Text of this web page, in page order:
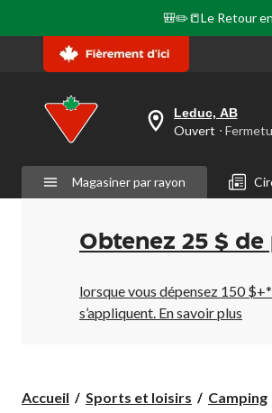
🎒✏️📒Le Retour
votre
est
Leduc,
AB,
Fermeture
à
22:00
cliquer
pour
Leduc, AB
Ouvert
Magasiner par rayon
Obtenez 25 $
lorsque vous dépensez 150
s’appliquent. En savoir plus
Accueil Sports et loisirs Camping